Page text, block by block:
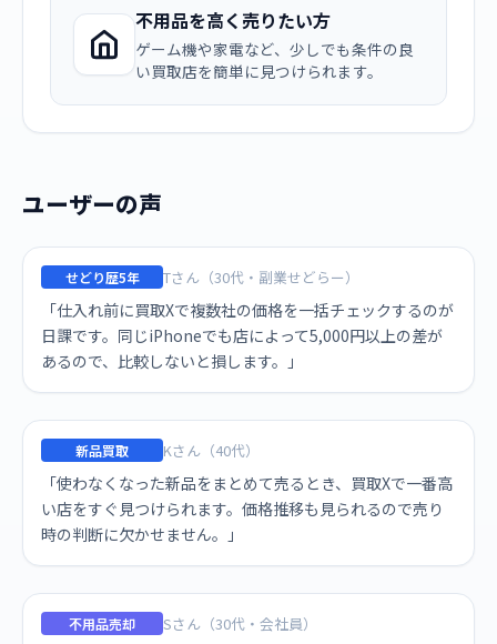
不用品を高く売りたい方
ゲーム機や家電など、少しでも条件の良
い買取店を簡単に見つけられます。
ユーザーの声
せどり歴5年 Tさん（30代・副業せどらー）
「仕入れ前に買取Xで複数社の価格を一括チェックするのが
日課です。同じiPhoneでも店によって5,000円以上の差が
あるので、比較しないと損します。」
新品買取 Kさん（40代）
「使わなくなった新品をまとめて売るとき、買取Xで一番高
い店をすぐ見つけられます。価格推移も見られるので売り
時の判断に欠かせません。」
不用品売却 Sさん（30代・会社員）